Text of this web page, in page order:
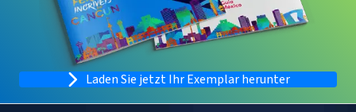
Laden Sie jetzt Ihr Exemplar herunter